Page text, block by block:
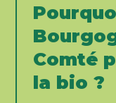
Comté
la bio ?